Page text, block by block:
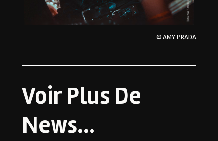
© AMY PRADA
Voir Plus De
News…